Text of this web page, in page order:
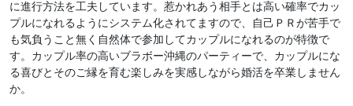
に進行方法を工夫しています。惹かれあう相手とは高い確率でカッ
プルになれるようにシステム化されてますので、自己ＰＲが苦手で
も気負うこと無く自然体で参加してカップルになれるのが特徴で
す。カップル率の高いブラボー沖縄のパーティーで、カップルにな
る喜びとそのご縁を育む楽しみを実感しながら婚活を卒業しません
か。